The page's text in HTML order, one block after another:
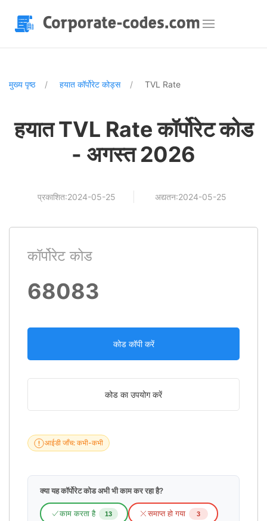
मुख्य पृष्ठ हयात कॉर्पोरेट कोड्स TVL Rate
हयात TVL Rate कॉर्पोरेट कोड
- अगस्त 2026
प्रकाशित:2024-05-25 अद्यतन:2024-05-25
कॉर्पोरेट कोड
68083
कोड कॉपी करें
कोड का उपयोग करें
आईडी जाँच: कभी-कभी
क्या यह कॉर्पोरेट कोड अभी भी काम कर रहा है?
काम करता है 13 समाप्त हो गया 3